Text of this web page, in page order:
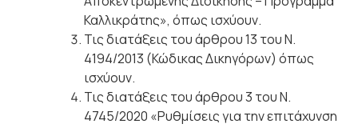
Καλλικράτης», όπως ισχύουν.
Τις διατάξεις του άρθρου 13 του Ν.
4194/2013 (Κώδικας Δικηγόρων) όπως
ισχύουν.
Τις διατάξεις του άρθρου 3 του Ν.
4745/2020 «Ρυθμίσεις για την επιτάχυνση